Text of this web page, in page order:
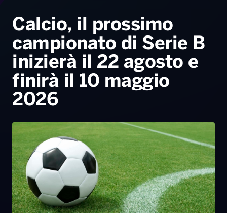
PALATOUR
Musica e Spettacolo
Sport
Radio Norba Consiglia
Leggerissime
Generale
Novità
Notiziario
Interviste
Oroscopo
Speciale Astrabilia 2026
Radio Norba News TV
Voce al Bari
Battiti Live 2026
Gallery
Calcio, il prossimo
campionato di Serie B
inizierà il 22 agosto e
finirà il 10 maggio
2026